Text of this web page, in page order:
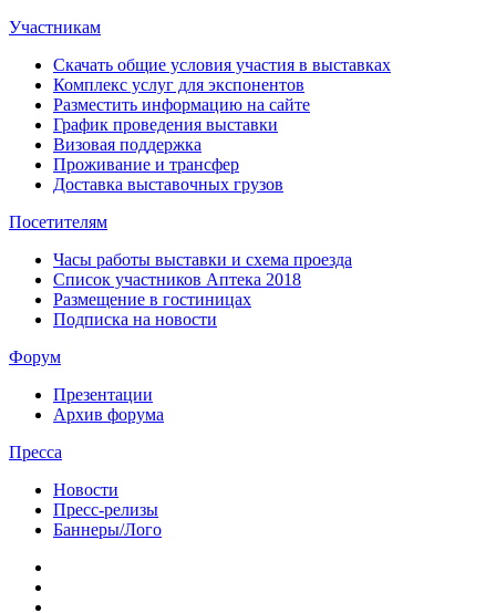
Участникам
Скачать общие условия участия в выставках
Комплекс услуг для экспонентов
Разместить информацию на сайте
График проведения выставки
Визовая поддержка
Проживание и трансфер
Доставка выставочных грузов
Посетителям
Часы работы выставки и схема проезда
Список участников Аптека 2018
Размещение в гостиницах
Подписка на новости
Форум
Презентации
Архив форума
Пресса
Новости
Пресс-релизы
Баннеры/Лого